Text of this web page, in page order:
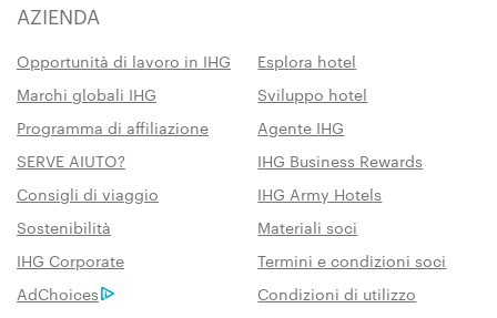
AZIENDA
Opportunità di lavoro in IHG
Esplora hotel
Marchi globali IHG
Sviluppo hotel
Programma di affiliazione
Agente IHG
SERVE AIUTO?
IHG Business Rewards
Consigli di viaggio
IHG Army Hotels
Sostenibilità
Materiali soci
IHG Corporate
Termini e condizioni soci
AdChoices
Condizioni di utilizzo